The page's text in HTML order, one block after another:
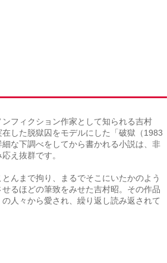
フィクション作家として知られる吉村
在した脱獄囚をモデルにした「破獄（1983
な下調べをしてから書かれる小説は、非
え抜群です。
とんまで拘り、まるでそこにいたかのよう
るほどの筆致をみせた吉村昭。その作品
人々から愛され、繰り返し読み返されて